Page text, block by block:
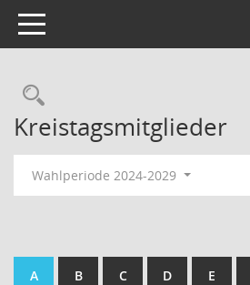
Toggle navigation
Kreistagsmitglieder
Wahlperiode 2024-2029
A B C D E